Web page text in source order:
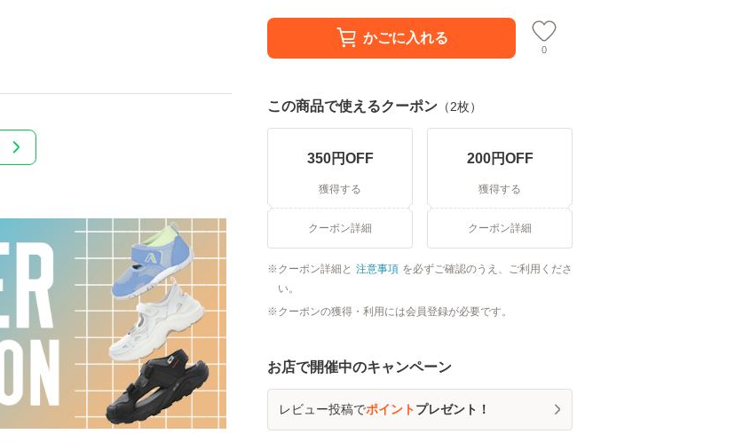
かごに入れる
0
この商品で使えるクーポン （2枚）
350円OFF
獲得する
クーポン詳細
200円OFF
獲得する
クーポン詳細
クーポン詳細と 注意事項 を必ずご確認のうえ、ご利用くださ
い。
クーポンの獲得・利用には会員登録が必要です。
お店で開催中のキャンペーン
レビュー投稿でポイントプレゼント！